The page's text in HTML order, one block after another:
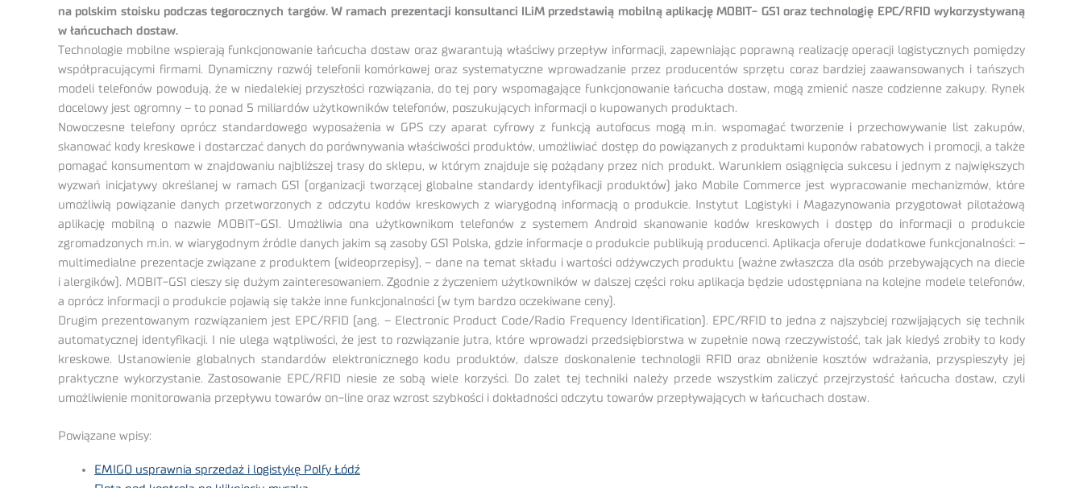
na polskim stoisku podczas tegorocznych targów. W ramach prezentacji konsultanci ILiM przedstawią mobilną aplikację MOBIT- GS1 oraz technologię EPC/RFID wykorzystywaną
w łańcuchach dostaw.
Technologie mobilne wspierają funkcjonowanie łańcucha dostaw oraz gwarantują właściwy przepływ informacji, zapewniając poprawną realizację operacji logistycznych pomiędzy
współpracującymi firmami. Dynamiczny rozwój telefonii komórkowej oraz systematyczne wprowadzanie przez producentów sprzętu coraz bardziej zaawansowanych i tańszych
modeli telefonów powodują, że w niedalekiej przyszłości rozwiązania, do tej pory wspomagające funkcjonowanie łańcucha dostaw, mogą zmienić nasze codzienne zakupy. Rynek
docelowy jest ogromny – to ponad 5 miliardów użytkowników telefonów, poszukujących informacji o kupowanych produktach.
Nowoczesne telefony oprócz standardowego wyposażenia w GPS czy aparat cyfrowy z funkcją autofocus mogą m.in. wspomagać tworzenie i przechowywanie list zakupów,
skanować kody kreskowe i dostarczać danych do porównywania właściwości produktów, umożliwiać dostęp do powiązanych z produktami kuponów rabatowych i promocji, a także
pomagać konsumentom w znajdowaniu najbliższej trasy do sklepu, w którym znajduje się pożądany przez nich produkt. Warunkiem osiągnięcia sukcesu i jednym z największych
wyzwań inicjatywy określanej w ramach GS1 (organizacji tworzącej globalne standardy identyfikacji produktów) jako Mobile Commerce jest wypracowanie mechanizmów, które
umożliwią powiązanie danych przetworzonych z odczytu kodów kreskowych z wiarygodną informacją o produkcie. Instytut Logistyki i Magazynowania przygotował pilotażową
aplikację mobilną o nazwie MOBIT-GS1. Umożliwia ona użytkownikom telefonów z systemem Android skanowanie kodów kreskowych i dostęp do informacji o produkcie
zgromadzonych m.in. w wiarygodnym źródle danych jakim są zasoby GS1 Polska, gdzie informacje o produkcie publikują producenci. Aplikacja oferuje dodatkowe funkcjonalności: –
multimedialne prezentacje związane z produktem (wideoprzepisy), – dane na temat składu i wartości odżywczych produktu (ważne zwłaszcza dla osób przebywających na diecie
i alergików). MOBIT-GS1 cieszy się dużym zainteresowaniem. Zgodnie z życzeniem użytkowników w dalszej części roku aplikacja będzie udostępniana na kolejne modele telefonów,
a oprócz informacji o produkcie pojawią się także inne funkcjonalności (w tym bardzo oczekiwane ceny).
Drugim prezentowanym rozwiązaniem jest EPC/RFID (ang. – Electronic Product Code/Radio Frequency Identification). EPC/RFID to jedna z najszybciej rozwijających się technik
automatycznej identyfikacji. I nie ulega wątpliwości, że jest to rozwiązanie jutra, które wprowadzi przedsiębiorstwa w zupełnie nową rzeczywistość, tak jak kiedyś zrobiły to kody
kreskowe. Ustanowienie globalnych standardów elektronicznego kodu produktów, dalsze doskonalenie technologii RFID oraz obniżenie kosztów wdrażania, przyspieszyły jej
praktyczne wykorzystanie. Zastosowanie EPC/RFID niesie ze sobą wiele korzyści. Do zalet tej techniki należy przede wszystkim zaliczyć przejrzystość łańcucha dostaw, czyli
umożliwienie monitorowania przepływu towarów on-line oraz wzrost szybkości i dokładności odczytu towarów przepływających w łańcuchach dostaw.
Powiązane wpisy:
EMIGO usprawnia sprzedaż i logistykę Polfy Łódź